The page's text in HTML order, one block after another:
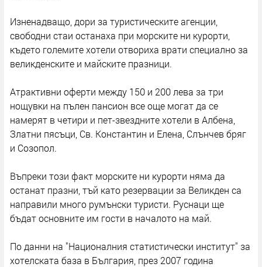
Изненадващо, дори за туристическите агенции,
свободни стаи останаха при морските ни курорти,
където големите хотели отвориха врати специално за
великденските и майските празници.
Атрактивни оферти между 150 и 200 лева за три
нощувки на пълен пансион все още могат да се
намерят в четири и пет-звездните хотели в Албена,
Златни пясъци, Св. Константин и Елена, Слънчев бряг
и Созопол.
Въпреки този факт морските ни курорти няма да
останат празни, тъй като резервации за Великден са
направили много румънски туристи. Руснаци ще
бъдат основните им гости в началото на май.
По данни на "Националния статистически институт" за
хотелската база в България, през 2007 година